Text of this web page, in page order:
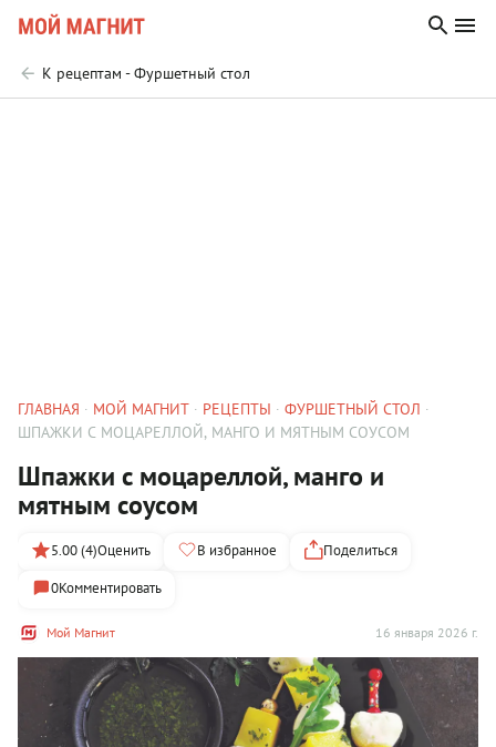
К рецептам - Фуршетный стол
ГЛАВНАЯ МОЙ МАГНИТ РЕЦЕПТЫ
ФУРШЕТНЫЙ СТОЛ
ШПАЖКИ С МОЦАРЕЛЛОЙ, МАНГО И МЯТНЫМ СОУСОМ
Шпажки с моцареллой, манго и
мятным соусом
Мой Магнит 16 января 2026 г.
5.00 (4)Оценить В избранное
Поделиться
0Комментировать